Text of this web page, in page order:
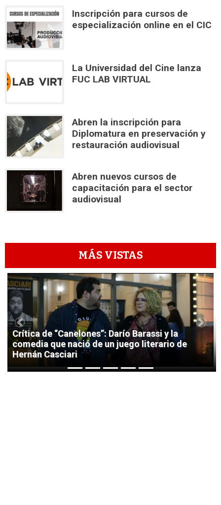
Inscripción para cursos de
especialización online en el CIC
La Universidad del Cine lanza
FUC LAB VIRTUAL
Abren la inscripción para
Diplomatura en preservación y
restauración audiovisual
Abren nuevos cursos de
capacitación para el sector
audiovisual
MÁS VISTAS
1
Crítica de “Canelones”: Darío Barassi y la
comedia que nació de un juego literario de
Hernán Casciari
Previous Next